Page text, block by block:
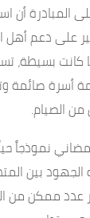
المبادرة أن
على دعم أهل
بسيطة،
أسرة صائمة
الصيام.
نموذجاً
بين
عدد ممكن من